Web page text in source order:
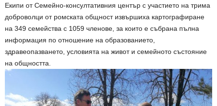
Екипи от Семейно-консултативния център с участието на трима
доброволци от ромската общност извършиха картографиране
на 349 семейства с 1059 членове, за които е събрана пълна
информация по отношение на образованието,
здравеопазването, условията на живот и семейното състояние
на общността.